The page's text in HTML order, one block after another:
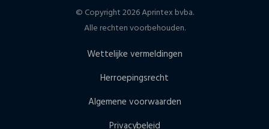
© Copyright 2026 Aprintex bvba.
Alle rechten voorbehouden.
Wettelijke vermeldingen
Herroepingsrecht
Algemene voorwaarden
Privacybeleid